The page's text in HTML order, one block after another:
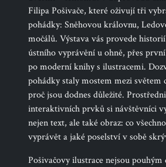
Filipa Pošivače, které oživují tři
pohádky: Sněhovou královnu,
močálů. Výstava vás provede
ústního vyprávění u ohně, přes
po moderní knihy s ilustracemi.
pohádky staly mostem mezi světem
proč jsou dodnes důležité.
interaktivních prvků si návštěvníci
nejen text, ale také obraz: co
vyprávět a jaké poselství v sobě
Pošivačovy ilustrace nejsou